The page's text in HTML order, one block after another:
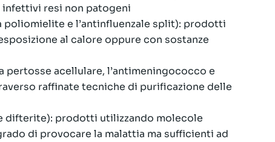
resi non patogeni
poliomielite e l’antinfluenzale split): prodotti
al calore oppure con sostanze
pertosse acellulare, l’antimeningococco e
raffinate tecniche di purificazione delle
difterite): prodotti utilizzando molecole
di provocare la malattia ma sufficienti ad